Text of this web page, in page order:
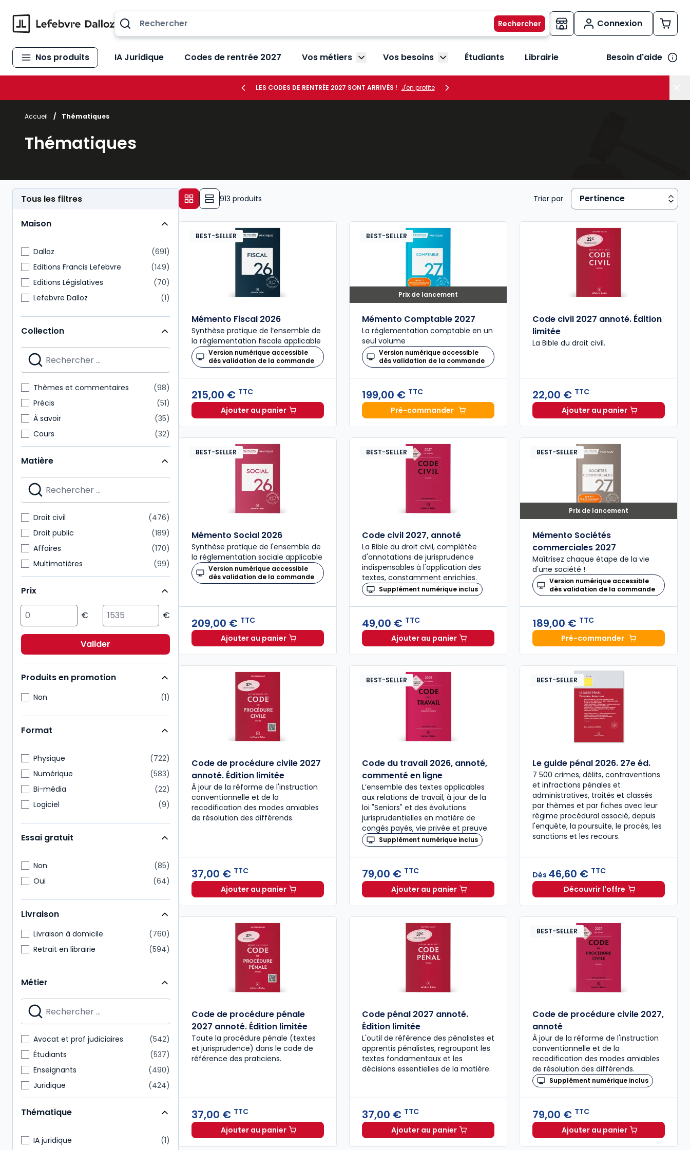
Connexion
Nos produits IA Juridique Codes de rentrée 2027 Vos métiers Afficher le sous-menu Vos métiers
Vos besoins Afficher le sous-menu Vos besoins
Étudiants Librairie Besoin d'aide
LES CODES DE RENTRÉE 2027 SONT ARRIVÉS ! J'en profite
Accueil / Thématiques
Thématiques
Tous les filtres
Maison
Dalloz
691
Editions Francis Lefebvre
149
Editions Législatives
70
Lefebvre Dalloz
1
Collection
Thèmes et commentaires
98
Précis
51
À savoir
35
Cours
32
Codes Dalloz Professionnels
29
Mémentos
28
Nouvelle Bibliothèque de Thèses
28
Dalloz Action
Matière
Droit civil
476
Droit public
189
Affaires
170
Multimatières
99
Social
99
Sciences politiques et sociales
98
92
Fiscal
85
Immobilier
54
Prix
Valider
Produits en promotion
Non 1
Format
Physique
722
Numérique
583
Bi-média
22
Logiciel
9
Essai gratuit
Non
85
Oui
64
Livraison
Livraison à domicile
760
Retrait en librairie
594
Métier
Avocat et prof judiciaires
542
Étudiants
537
Enseignants
490
Juridique
424
Notaire
218
Expert-comptable
175
Commissaire aux comptes
151
Thématique
IA juridique 1
913 produits Trier par
BEST-SELLER
Mémento Fiscal 2026
Synthèse pratique de l’ensemble de
la réglementation fiscale applicable
Version numérique accessible
dès validation de la commande
215,00 € TTC
Ajouter au panierMémento Fiscal 2026 à 215,00 € TTC
Prix de lancement
BEST-SELLER
Mémento Comptable 2027
La réglementation comptable en un
seul volume
Version numérique accessible
dès validation de la commande
199,00 € TTC
Pré-commanderMémento Comptable 2027 à 199,00 € TTC
Code civil 2027 annoté. Édition
limitée
La Bible du droit civil.
22,00 € TTC
Ajouter au panierCode civil 2027 annoté.
BEST-SELLER
Mémento Social 2026
Synthèse pratique de l'ensemble de
la réglementation sociale applicable
Version numérique accessible
dès validation de la commande
209,00 € TTC
Ajouter au panierMémento Social 2026 à 209,00 € TTC
BEST-SELLER
Code civil 2027, annoté
La Bible du droit civil, complétée
d'annotations de jurisprudence
indispensables à l'application des
textes, constamment enrichies.
Supplément numérique inclus
49,00 € TTC
Ajouter au panierCode civil 2027, annoté à 49,00 € TTC
Prix de lancement
BEST-SELLER
Mémento Sociétés
commerciales 2027
Maîtrisez chaque étape de la vie
d'une société !
Version numérique accessible
dès validation de la commande
189,00 € TTC
Pré-commanderMémento Sociétés
Code de procédure civile 2027
annoté. Édition limitée
À jour de la réforme de l'instruction
conventionnelle et de la
recodification des modes amiables
de résolution des différends.
37,00 € TTC
Ajouter au panierCode de procédure civile 2027 annoté. Édition limitée à 37,00 € TTC
BEST-SELLER
Code du travail 2026, annoté,
commenté en ligne
L’ensemble des textes applicables
aux relations de travail, à jour de la
loi "Seniors" et des évolutions
jurisprudentielles en matière de
congés payés, vie privée et preuve.
Supplément numérique inclus
79,00 € TTC
Ajouter au panierCode du travail 2026, annoté, commenté en ligne à 79,00 € TTC
BEST-SELLER
Le guide pénal 2026. 27e éd.
7 500 crimes, délits, contraventions
et infractions pénales et
administratives, traités et classés
par thèmes et par fiches avec leur
régime procédural associé, depuis
l'enquête, la poursuite, le procès, les
sanctions et les recours.
Dès 46,60 € TTC
Découvrir l'offreLe guide pénal 2026.
Code de procédure pénale
2027 annoté. Édition limitée
Toute la procédure pénale (textes
et jurisprudence) dans le code de
référence des praticiens.
37,00 € TTC
Ajouter au panierCode de procédure pénale 2027 annoté. Édition limitée à 37,00 € TTC
Code pénal 2027 annoté.
Édition limitée
L'outil de référence des pénalistes et
apprentis pénalistes, regroupant les
textes fondamentaux et les
décisions essentielles de la matière.
37,00 € TTC
Ajouter au panierCode pénal 2027 annoté. Édition limitée à 37,00 € TTC
BEST-SELLER
Code de procédure civile 2027,
annoté
À jour de la réforme de l'instruction
conventionnelle et de la
recodification des modes amiables
de résolution des différends.
Supplément numérique inclus
79,00 € TTC
Ajouter au panierCode de procédure